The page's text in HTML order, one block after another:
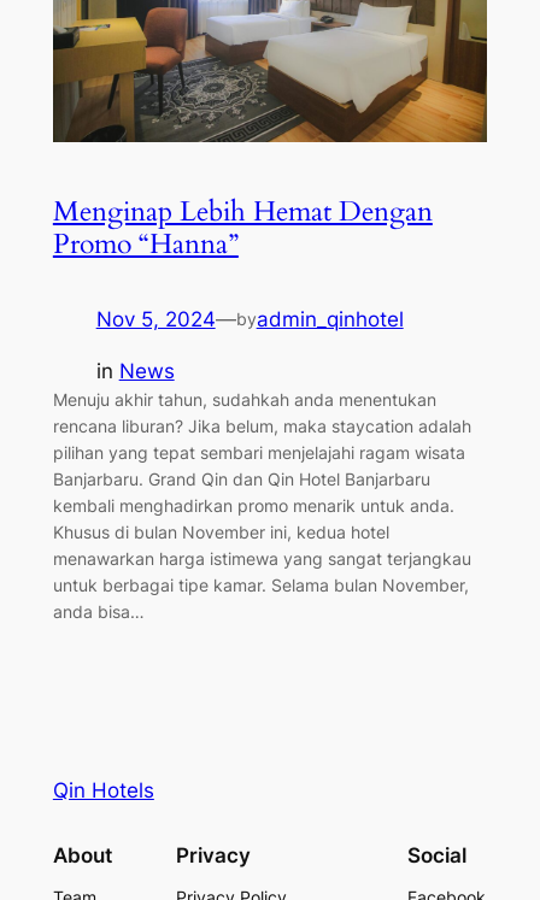
Menginap Lebih Hemat Dengan
Promo “Hanna”
Nov 5, 2024—byadmin_qinhotel
in News
Menuju akhir tahun, sudahkah anda menentukan
rencana liburan? Jika belum, maka staycation adalah
pilihan yang tepat sembari menjelajahi ragam wisata
Banjarbaru. Grand Qin dan Qin Hotel Banjarbaru
kembali menghadirkan promo menarik untuk anda.
Khusus di bulan November ini, kedua hotel
menawarkan harga istimewa yang sangat terjangkau
untuk berbagai tipe kamar. Selama bulan November,
anda bisa…
Qin Hotels
About Privacy Social